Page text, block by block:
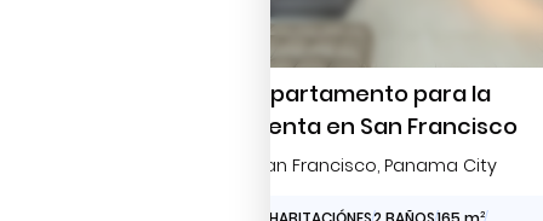
Apartamento para la
Renta en San Francisco
San Francisco, Panama City
2